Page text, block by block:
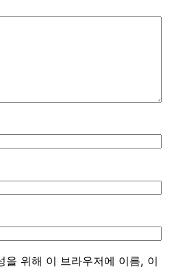
을 위해 이 브라우저에 이름, 이